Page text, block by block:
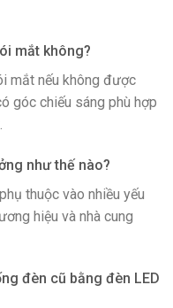
mắt không?
mắt nếu không được
góc chiếu sáng phù hợp
như thế nào?
thuộc vào nhiều yếu
hiệu và nhà cung
đèn cũ bằng đèn LED